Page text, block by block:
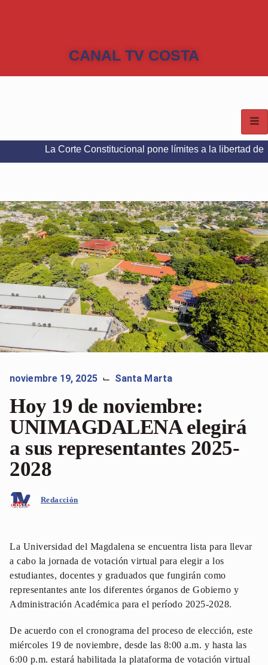
CANAL TV COSTA
Corte Constitucional pone límites a la libertad de expresión
noviembre 19, 2025 ⌙ Santa Marta
Hoy 19 de noviembre:
UNIMAGDALENA elegirá
a sus representantes 2025-
2028
Redacción
La Universidad del Magdalena se encuentra lista para llevar
a cabo la jornada de votación virtual para elegir a los
estudiantes, docentes y graduados que fungirán como
representantes ante los diferentes órganos de Gobierno y
Administración Académica para el período 2025-2028.
De acuerdo con el cronograma del proceso de elección, este
miércoles 19 de noviembre, desde las 8:00 a.m. y hasta las
6:00 p.m. estará habilitada la plataforma de votación virtual